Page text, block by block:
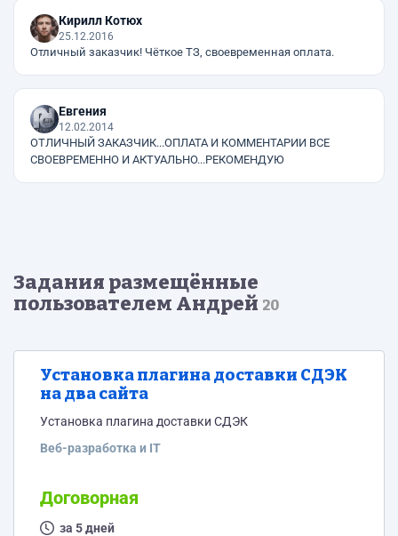
Кирилл Котюх
25.12.2016
Отличный заказчик! Чёткое ТЗ, своевременная оплата.
Евгения
12.02.2014
ОТЛИЧНЫЙ ЗАКАЗЧИК...ОПЛАТА И КОММЕНТАРИИ ВСЕ
СВОЕВРЕМЕННО И АКТУАЛЬНО...РЕКОМЕНДУЮ
Задания размещённые
пользователем Андрей 20
Установка плагина доставки СДЭК
на два сайта
Установка плагина доставки СДЭК
Веб-разработка и IT
Договорная
за 5 дней